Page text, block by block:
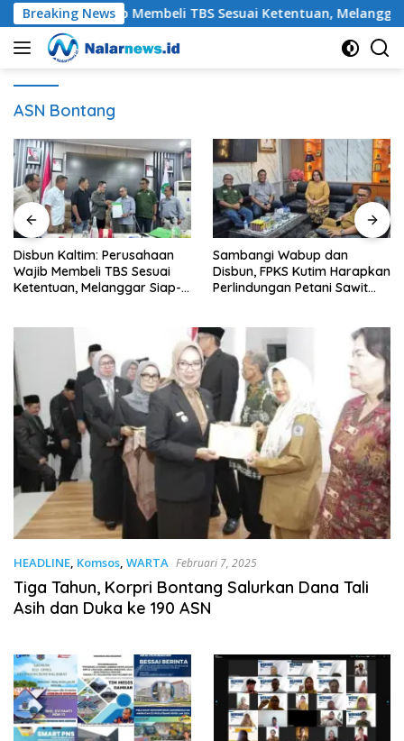
Langsung
ke
konten
Breaking News
Wajib Membeli TBS Sesuai Ketentuan, Melanggar
ASN Bontang
Sambangi Wabup dan
Disbun, FPKS Kutim Harapkan
Perlindungan Petani Sawit
Petani Sawit Kutim Keluhkan
Penurunan Harga TBS dan
Meroketnya Harga Pupuk
HEADLINE, Komsos, WARTA Februari 7, 2025
Tiga Tahun, Korpri Bontang Salurkan Dana Tali
Asih dan Duka ke 190 ASN